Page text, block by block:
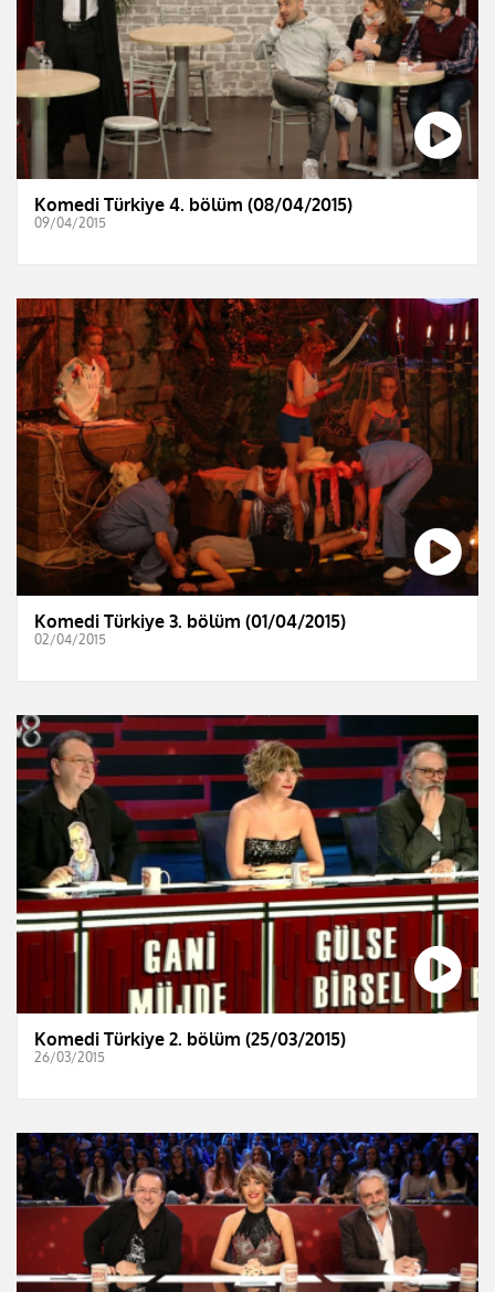
Komedi Türkiye 4. bölüm (08/04/2015)
09/04/2015
Komedi Türkiye 3. bölüm (01/04/2015)
02/04/2015
Komedi Türkiye 2. bölüm (25/03/2015)
26/03/2015